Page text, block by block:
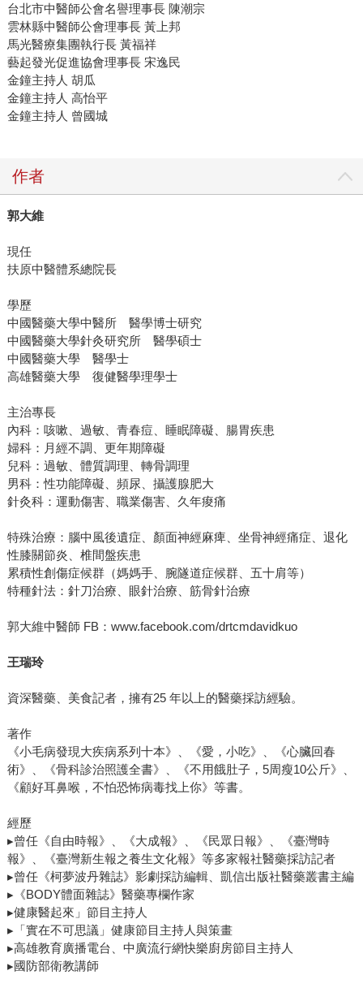
台北市中醫師公會名譽理事長 陳潮宗
雲林縣中醫師公會理事長 黃上邦
馬光醫療集團執行長 黃福祥
藝起發光促進協會理事長 宋逸民
金鐘主持人 胡瓜
金鐘主持人 高怡平
金鐘主持人 曾國城
作者
郭大維
現任
扶原中醫體系總院長
學歷
中國醫藥大學中醫所 醫學博士研究
中國醫藥大學針灸研究所 醫學碩士
中國醫藥大學 醫學士
高雄醫藥大學 復健醫學理學士
主治專長
內科：咳嗽、過敏、青春痘、睡眠障礙、腸胃疾患
婦科：月經不調、更年期障礙
兒科：過敏、體質調理、轉骨調理
男科：性功能障礙、頻尿、攝護腺肥大
針灸科：運動傷害、職業傷害、久年痠痛
特殊治療：腦中風後遺症、顏面神經麻痺、坐骨神經痛症、退化
性膝關節炎、椎間盤疾患
累積性創傷症候群（媽媽手、腕隧道症候群、五十肩等）
特種針法：針刀治療、眼針治療、筋骨針治療
郭大維中醫師 FB：www.facebook.com/drtcmdavidkuo
王瑞玲
資深醫藥、美食記者，擁有25 年以上的醫藥採訪經驗。
著作
《小毛病發現大疾病系列十本》、《愛，小吃》、《心臟回春
術》、《骨科診治照護全書》、《不用餓肚子，5周瘦10公斤》、
《顧好耳鼻喉，不怕恐怖病毒找上你》等書。
經歷
▸曾任《自由時報》、《大成報》、《民眾日報》、《臺灣時
報》、《臺灣新生報之養生文化報》等多家報社醫藥採訪記者
▸曾任《柯夢波丹雜誌》影劇採訪編輯、凱信出版社醫藥叢書主編
▸《BODY體面雜誌》醫藥專欄作家
▸健康醫起來」節目主持人
▸「實在不可思議」健康節目主持人與策畫
▸高雄教育廣播電台、中廣流行網快樂廚房節目主持人
▸國防部衛教講師